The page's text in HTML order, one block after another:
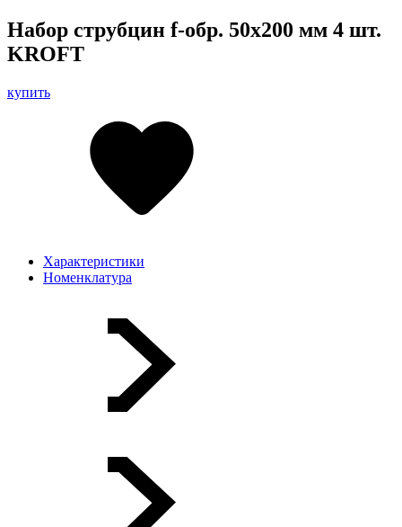
Набор струбцин f-обр. 50х200 мм 4 шт.
KROFT
купить
Характеристики
Номенклатура